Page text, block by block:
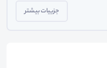
جزییات بیشتر